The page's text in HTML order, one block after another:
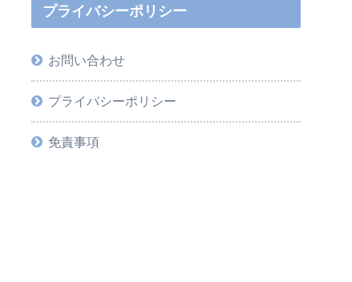
プライバシーポリシー
お問い合わせ
プライバシーポリシー
免責事項